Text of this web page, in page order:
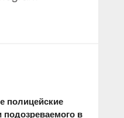
полицейские
подозреваемого в